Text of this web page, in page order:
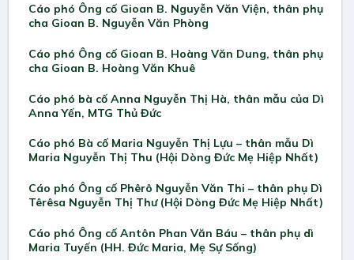
Cáo phó Ông cố Gioan B. Nguyễn Văn Viện, thân phụ
cha Gioan B. Nguyễn Văn Phòng
Cáo phó Ông cố Gioan B. Hoàng Văn Dung, thân phụ
cha Gioan B. Hoàng Văn Khuê
Cáo phó bà cố Anna Nguyễn Thị Hà, thân mẫu của Dì
Anna Yến, MTG Thủ Đức
Cáo phó Bà cố Maria Nguyễn Thị Lựu – thân mẫu Dì
Maria Nguyễn Thị Thu (Hội Dòng Đức Mẹ Hiệp Nhất)
Cáo phó Ông cố Phêrô Nguyễn Văn Thi – thân phụ Dì
Têrêsa Nguyễn Thị Thư (Hội Dòng Đức Mẹ Hiệp Nhất)
Cáo phó Ông cố Antôn Phan Văn Báu – thân phụ dì
Maria Tuyến (HH. Đức Maria, Mẹ Sự Sống)